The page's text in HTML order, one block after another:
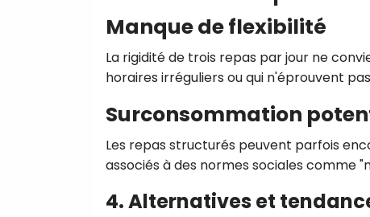
Manque de flexibilité
La rigidité de trois repas par jour ne
horaires irréguliers ou qui n'éprouvent
Surconsommation
Les repas structurés peuvent parfois
associés à des normes sociales comme
4. Alternatives et